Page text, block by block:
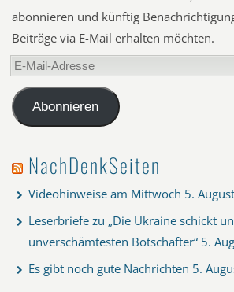
abonnieren und künftig
Beiträge via E-Mail erhalten möchten.
E-
Mail-
AdresseAbonnieren
NachDenkSeiten
Videohinweise am Mittwoch 5.
Leserbriefe zu „Die Ukraine schickt
unverschämtesten Botschafter“ 5.
Es gibt noch gute Nachrichten 5.